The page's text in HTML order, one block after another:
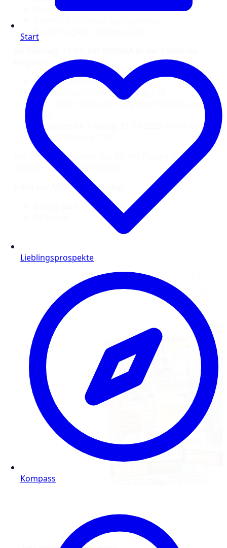
Prospekt nächste Woche ab 24.11.2025
Bestellmagazin, Reisemagazin
Schogetten Schokolade je 100g 1,11
Danone Fruchtzwerge 12x50g 2,88
Non Food: Spielwaren, Weihnachtsdeko und
mehr
Angebote ab Freitag, 21.11.2025:
Milka Kekse
versch. Sorten je 1,99
Alle Wochenangebote der 47. KW findest du oben
bequem im Online Prospekt.
Infos zur NORMA Werbung:
Gültig bis Samstag, 22.11.25
Start
Lieblingsprospekte
Kompass